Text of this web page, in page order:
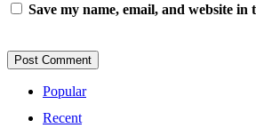
Save my name, email, and website
Popular
Recent